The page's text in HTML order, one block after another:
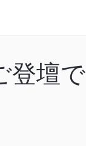
壇で